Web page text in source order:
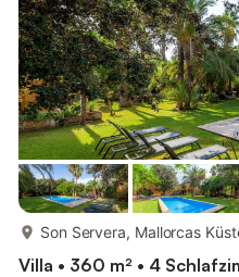
Son Servera, Mallorcas
Villa • 360 m² • 4